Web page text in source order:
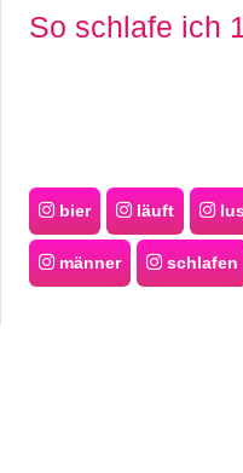
So schlafe ich
bier läuft
männer schlafen